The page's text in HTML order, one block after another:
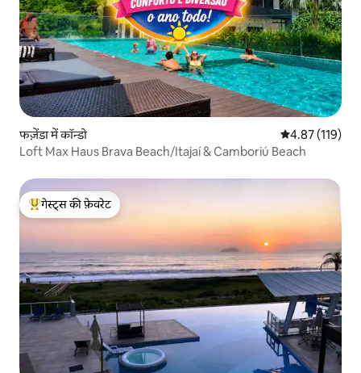
फज़ेंडा में कॉन्डो औसत रेटिंग 5 में से
4.87 (119)
Loft Max Haus Brava Beach/Itajaí & Camboriú Beach
गेस्ट्स का टॉप फ़ेवरेट
गेस्ट्स की फ़ेवरेट